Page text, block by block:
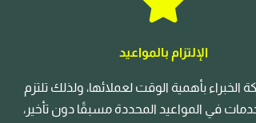
الإلتزام بالمواعيد
الخبراء بأهمية الوقت لعملائها، ولذلك تلتزم
في المواعيد المحددة مسبقًا دون تأخير،